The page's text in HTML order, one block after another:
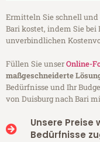
Ermitteln Sie schnell und
Bari kostet, indem Sie bei
unverbindlichen
Füllen Sie unserOnline-
maßgeschneiderte
Bedürfnisse und Ihr
von Duisburg nach Bari
Unsere Preise
Bedürfnisse